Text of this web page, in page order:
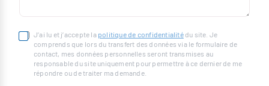
J’ai lu et j’accepte la politique de confidentialitédu site. Je
comprends que lors du transfert des données via le formulaire de
contact, mes données personnelles seront transmises au
responsable du site uniquement pour permettre à ce dernier de me
répondre ou de traiter ma demande.